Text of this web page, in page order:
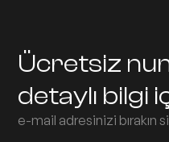
Ücretsiz
detaylı bilgi
e-mail adresinizi bırakın